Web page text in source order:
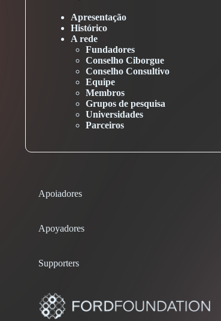
Apresentação
Histórico
A rede
Fundadores
Conselho Ciborgue
Conselho Consultivo
Equipe
Membros
Grupos de pesquisa
Universidades
Parceiros
Apoiadores
Apoyadores
Supporters